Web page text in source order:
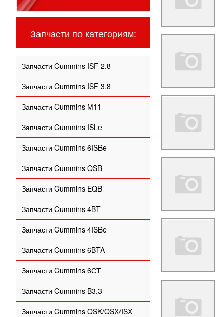
Запчасти по категориям:
Запчасти Cummins ISF 2.8
Запчасти Cummins ISF 3.8
Запчасти Cummins М11
Запчасти Cummins ISLe
Запчасти Cummins 6ISBe
Запчасти Cummins QSB
Запчасти Cummins EQB
Запчасти Cummins 4BT
Запчасти Cummins 4ISBe
Запчасти Cummins 6BTA
Запчасти Cummins 6СТ
Запчасти Cummins B3.3
Запчасти Cummins QSK/QSX/ISX